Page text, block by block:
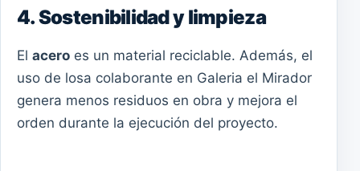
4. Sostenibilidad y limpieza
El acero es un material reciclable. Además, el
uso de losa colaborante en Galeria el Mirador
genera menos residuos en obra y mejora el
orden durante la ejecución del proyecto.